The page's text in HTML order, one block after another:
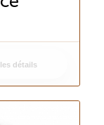
détails